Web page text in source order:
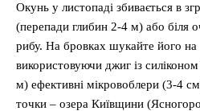
Окунь у листопаді збивається в
(перепади глибин 2-4 м) або біля
рибу. На бровках шукайте його на
використовуючи джиг із
м) ефективні мікровоблери (3-4
точки – озера Київщини